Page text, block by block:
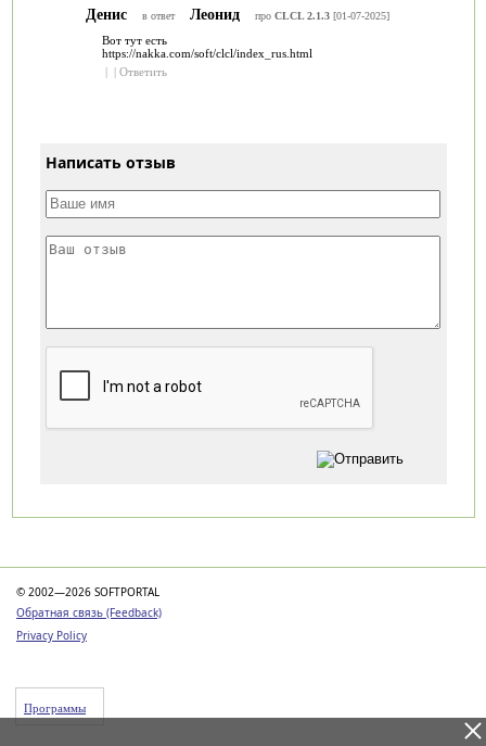
Денис в ответ Леонид про CLCL 2.1.3[01-07-2025]
Вот тут есть
https://nakka.com/soft/clcl/index_rus.html
| | Ответить
Написать отзыв
© 2002—2026 SOFTPORTAL
Обратная связь (Feedback)
Privacy Policy
Программы